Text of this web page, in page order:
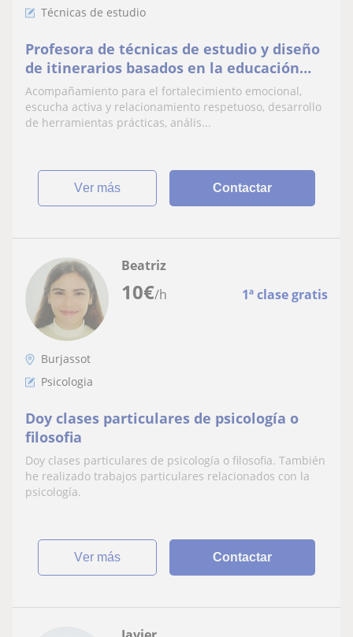
Técnicas de estudio
Profesora de técnicas de estudio y diseño
de itinerarios basados en la educación
emocional de jóvenes y adultos
Acompañamiento para el fortalecimiento emocional,
escucha activa y relacionamiento respetuoso, desarrollo
de herramientas prácticas, anális...
ver más Contactar
10€/h 1ª clase gratis
Beatriz
Burjassot
Psicologia
Doy clases particulares de psicología o
filosofia
Doy clases particulares de psicología o filosofia. También
he realizado trabajos particulares relacionados con la
psicología.
ver más Contactar